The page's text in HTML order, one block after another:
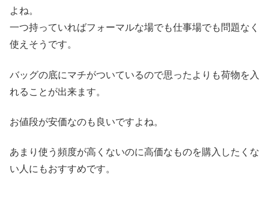
よね。
一つ持っていればフォーマルな場でも仕事場でも問題なく
使えそうです。
バッグの底にマチがついているので思ったよりも荷物を入
れることが出来ます。
お値段が安価なのも良いですよね。
あまり使う頻度が高くないのに高価なものを購入したくな
い人にもおすすめです。